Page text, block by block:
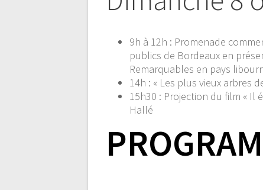
9h à 12h : Promenade
publics de Bordeaux en
Remarquables en pays
14h : « Les plus vieux arbres
15h30 : Projection du film « Il
Hallé